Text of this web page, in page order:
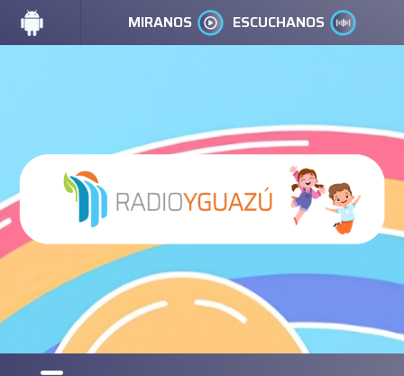
MIRANOS ESCUCHANOS